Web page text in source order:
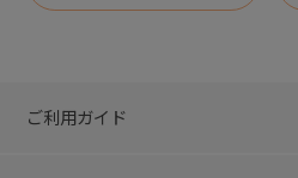
ご利用ガイド